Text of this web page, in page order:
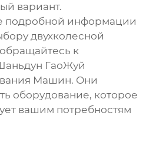
вариант.
подробной информации
двухколесной
к
ГаоЖуй
Машин. Они
оборудование, которое
вашим потребностям